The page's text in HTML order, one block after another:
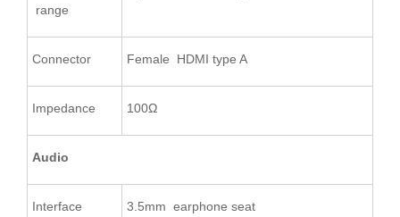
range
Connector Female HDMI type A
Impedance 100Ω
Audio
Interface 3.5mm earphone seat